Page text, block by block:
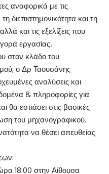
αναφορικά με τις
διεπιστημονικότητα και τη
και τις εξελίξεις που
εργασίας.
στον κλάδο του
ο Δρ Ταουσάνης
αναλύσεις και
& πληροφορίες για
θα εστιάσει στις βασικές
του μηχανογραφικού.
να θέσει απευθείας
18:00 στην Αίθουσα